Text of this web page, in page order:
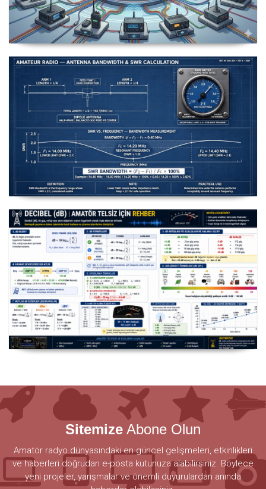
Uzuntel’den Yagi’ye [Longwire’den Yagi-
Uda’ya Anten Seçimi] - 2026 Güncel
Decibel
Sitemize Abone Olun
Amatör radyo dünyasındaki en güncel gelişmeleri, etkinlikleri
ve haberleri doğrudan e-posta kutunuza alabilirsiniz. Böylece
yeni projeler, yarışmalar ve önemli duyurulardan anında